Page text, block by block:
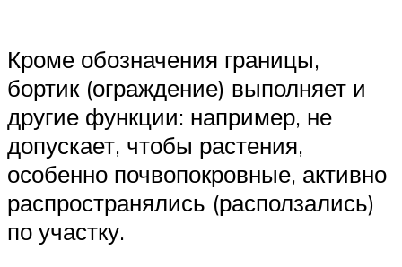
Кроме обозначения границы,
бортик (ограждение) выполняет и
другие функции: например, не
допускает, чтобы растения,
особенно почвопокровные, активно
распространялись (расползались)
по участку.